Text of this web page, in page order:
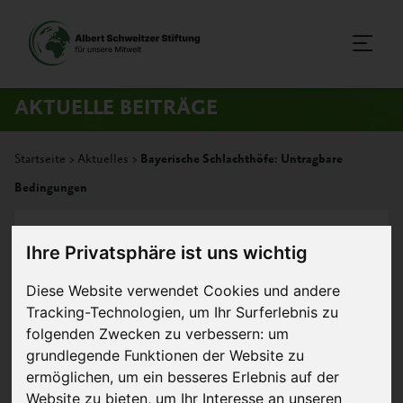
Ihre Privatsphäre ist uns wichtig
Diese Website verwendet Cookies und andere
Tracking-Technologien, um Ihr Surferlebnis zu
folgenden Zwecken zu verbessern: um
grundlegende Funktionen der Website zu
ermöglichen, um ein besseres Erlebnis auf der
Website zu bieten, um Ihr Interesse an unseren
AKTUELLE BEITRÄGE
Startseite > Aktuelles > Bayerische Schlachthöfe: Untragbare
Bedingungen
Bayerische Schlachthöfe:
Untragbare Bedingungen